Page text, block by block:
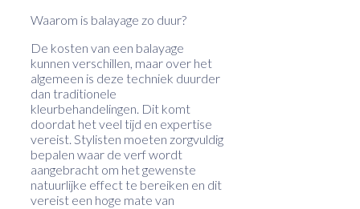
Waarom is balayage zo duur?
De kosten van een balayage
kunnen verschillen, maar over het
algemeen is deze techniek duurder
dan traditionele
kleurbehandelingen. Dit komt
doordat het veel tijd en expertise
vereist. Stylisten moeten zorgvuldig
bepalen waar de verf wordt
aangebracht om het gewenste
natuurlijke effect te bereiken en dit
vereist een hoge mate van